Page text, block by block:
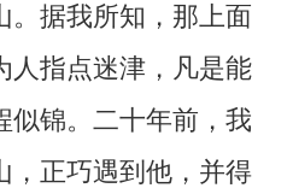
。据我所知，那上面
人指点迷津，凡是能
似锦。二十年前，我
，正巧遇到他，并得